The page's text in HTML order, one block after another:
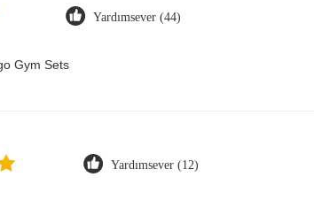
Yardımsever (44)
Gym Sets
Yardımsever (12)